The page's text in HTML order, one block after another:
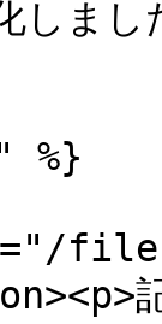
しまし
%}
記